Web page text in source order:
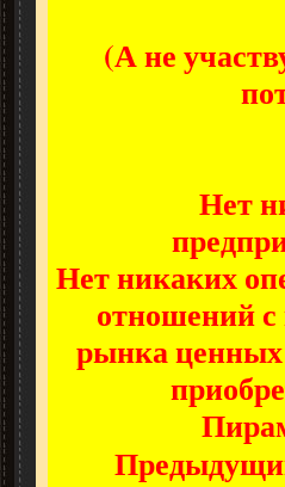
(А не
Нет
Нет никаких
отношений
рынка